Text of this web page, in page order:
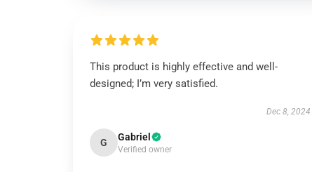
This product is highly effective and well-
designed; I’m very satisfied.
Dec 8, 2024
G Gabriel
Verified owner